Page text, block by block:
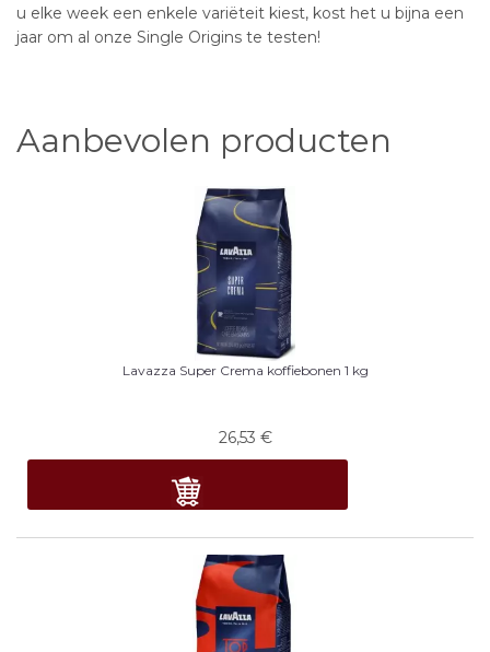
u elke week een enkele variëteit kiest, kost het u bijna een
jaar om al onze Single Origins te testen!
Aanbevolen producten
Lavazza Super Crema koffiebonen 1 kg
26,53 €